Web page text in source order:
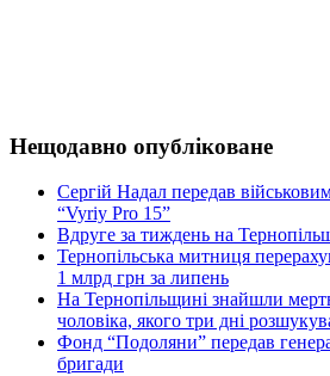
Нещодавно опубліковане
Сергій Надал передав
“Vyriy Pro 15”
Вдруге за тиждень на
Тернопільська митниця
1 млрд грн за липень
На Тернопільщині знайшли
чоловіка, якого три дні
Фонд “Подоляни” передав
бригади